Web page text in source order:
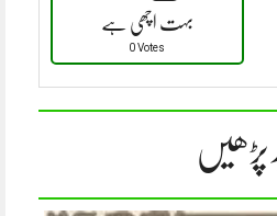
بہت اچھی ہے
0 Votes
پڑھیں